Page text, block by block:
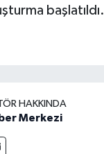
başlatıldı.
HAKKINDA
Merkezi